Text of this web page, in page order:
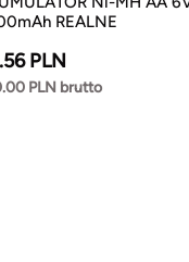
REALNE
PLN
PLN brutto